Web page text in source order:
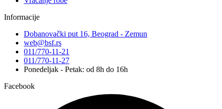
Informacije
Dobanovački put 16, Beograd - Zemun
web@bsf.rs
011/770-11-21
011/770-11-27
Ponedeljak - Petak: od 8h do 16h
Facebook